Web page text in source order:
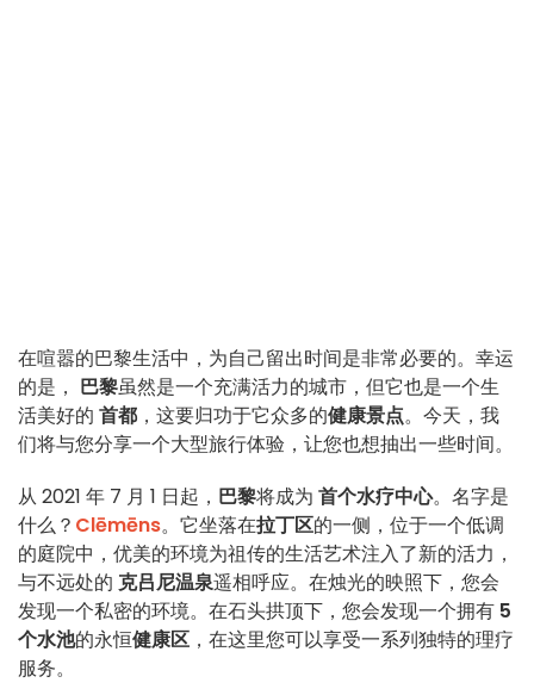
在喧嚣的巴黎生活中，为自己留出时间是非常必要的。幸运
的是， 巴黎虽然是一个充满活力的城市，但它也是一个生
活美好的 首都 ，这要归功于它众多的健康景点。今天，我
们将与您分享一个大型旅行体验，让您也想抽出一些时间。
从 2021 年 7 月 1 日起， 巴黎将成为 首个水疗中心。名字是
什么？ Clēmēns。它坐落在拉丁区的一侧，位于一个低调
的庭院中，优美的环境为祖传的生活艺术注入了新的活力，
与不远处的 克吕尼温泉遥相呼应。在烛光的映照下，您会
发现一个私密的环境。在石头拱顶下，您会发现一个拥有 5
个水池的永恒健康区 ，在这里您可以享受一系列独特的理疗
服务。